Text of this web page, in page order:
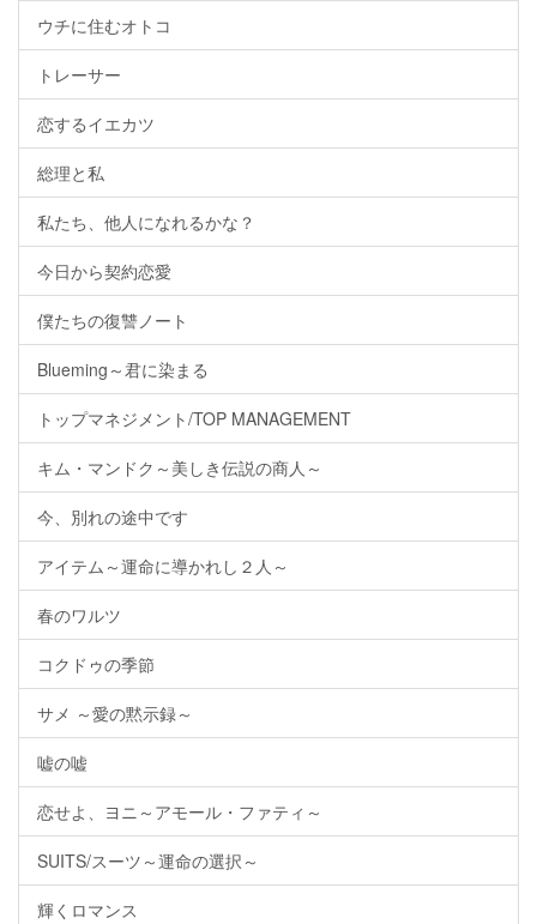
ウチに住むオトコ
トレーサー
恋するイエカツ
総理と私
私たち、他人になれるかな？
今日から契約恋愛
僕たちの復讐ノート
Blueming～君に染まる
トップマネジメント/TOP MANAGEMENT
キム・マンドク～美しき伝説の商人～
今、別れの途中です
アイテム～運命に導かれし２人～
春のワルツ
コクドゥの季節
サメ ～愛の黙示録～
嘘の嘘
恋せよ、ヨニ～アモール・ファティ～
SUITS/スーツ～運命の選択～
輝くロマンス